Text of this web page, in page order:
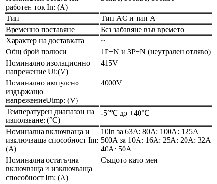
работен ток In: (A)
Тип
Тип AC и тип A
Временно поставяне
Без забавяне във времето
Характер на доставката
~
Общ брой полюси
1P+N и 3P+N (неутрален отляво)
Номинално изолационно
напрежение Ui:(V)
415V
Номинално импулсно
издържащо
напрежениеUimp: (V)
4000V
Температурен диапазон на
използване: (°C)
-5°℃ до +40℃
Номинална включваща и
изключваща способност Im:
(A)
10In за 63A: 80A: 100A: 125A
500A за 10A: 16A: 25A: 20A: 32A
40A: 50A
Номинална остатъчна
включваща и изключваща
способност Im: (A)
Същото като мен